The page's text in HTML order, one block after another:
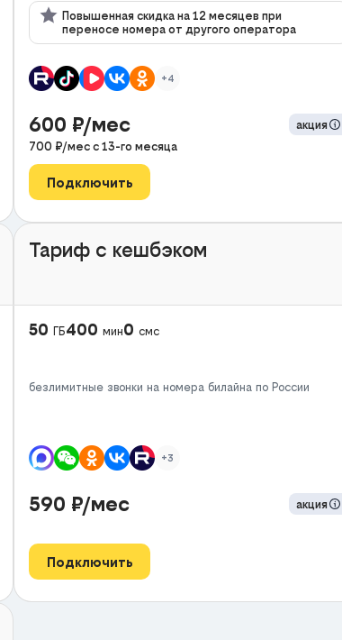
Повышенная скидка на 12 месяцев при
переносе номера от другого оператора
+4
600 ₽/мес
акция
700 ₽/мес с13-го месяца
Подключить
Тариф с кешбэком
50 ГБ400 мин0 смс
безлимитные звонки на номера билайна по России
+3
590 ₽/мес акция
Подключить